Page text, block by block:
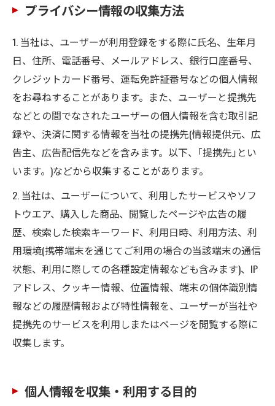
プライバシー情報の収集方法
1. 当社は、ユーザーが利用登録をする際に氏名、生年月
日、住所、電話番号、メールアドレス、銀行口座番号、
クレジットカード番号、運転免許証番号などの個人情報
をお尋ねすることがあります。また、ユーザーと提携先
などとの間でなされたユーザーの個人情報を含む取引記
録や、決済に関する情報を当社の提携先(情報提供元、広
告主、広告配信先などを含みます。以下、｢提携先｣とい
います。)などから収集することがあります。
2. 当社は、ユーザーについて、利用したサービスやソフ
トウエア、購入した商品、閲覧したページや広告の履
歴、検索した検索キーワード、利用日時、利用方法、利
用環境(携帯端末を通じてご利用の場合の当該端末の通信
状態、利用に際しての各種設定情報なども含みます)、IP
アドレス、クッキー情報、位置情報、端末の個体識別情
報などの履歴情報および特性情報を、ユーザーが当社や
提携先のサービスを利用しまたはページを閲覧する際に
収集します。
個人情報を収集・利用する目的